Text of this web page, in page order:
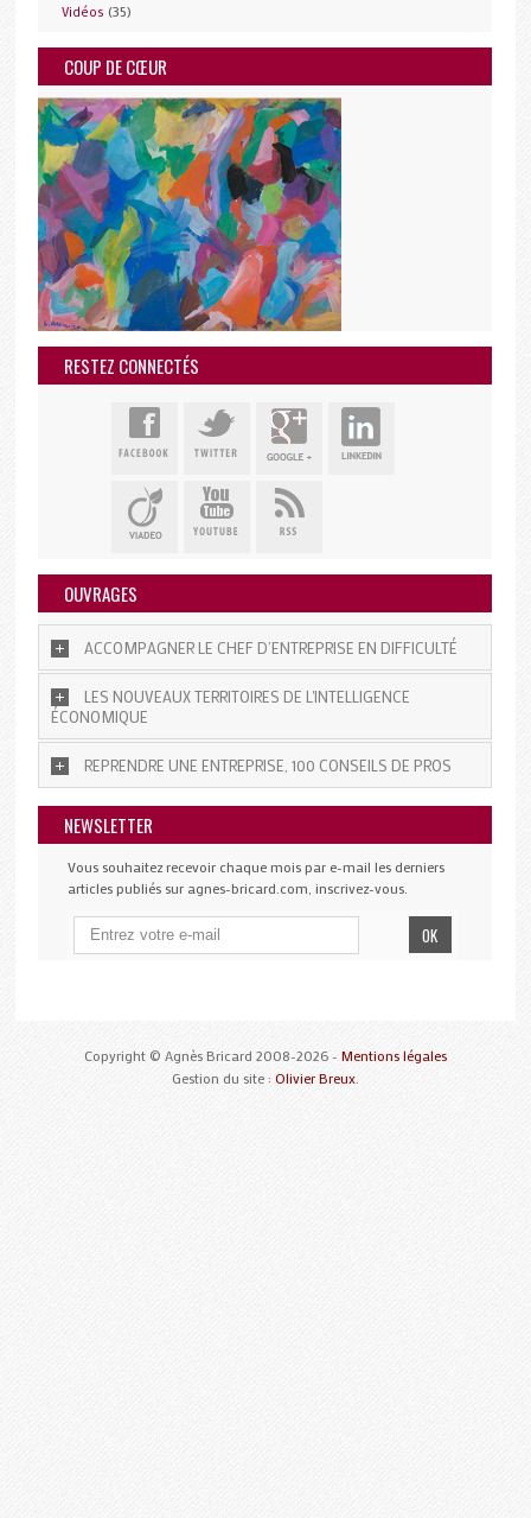
Vidéos (35)
COUP DE CŒUR
RESTEZ CONNECTÉS
OUVRAGES
ACCOMPAGNER LE CHEF D’ENTREPRISE EN DIFFICULTÉ
LES NOUVEAUX TERRITOIRES DE L'INTELLIGENCE
ÉCONOMIQUE
REPRENDRE UNE ENTREPRISE, 100 CONSEILS DE PROS
NEWSLETTER
Vous souhaitez recevoir chaque mois par e-mail les derniers
articles publiés sur agnes-bricard.com, inscrivez-vous.
Copyright © Agnès Bricard 2008-2026 - Mentions légales
Gestion du site : Olivier Breux.